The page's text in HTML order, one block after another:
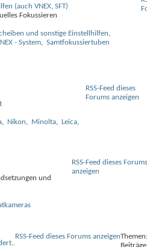
(auch VNEX, SFT)
Fokussieren
und sonstige Einstellhilfen,
- System, Samtfokussiertuben
, Nikon, Minolta, Leica,
RSS-Feed dieses
Forums anzeigen
und
RSS-Feed dieses Forums
anzeigen
RSS-Feed dieses Forums anzeigen